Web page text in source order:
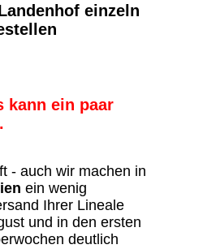
einzeln
kann ein paar
- auch wir machen in
ein wenig
Ihrer Lineale
und in den ersten
deutlich